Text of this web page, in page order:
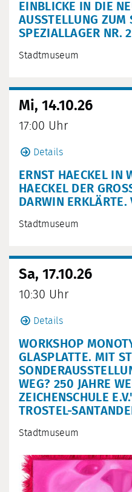
EINBLICKE IN DIE
AUSSTELLUNG ZUM
SPEZIALLAGER NR.
Stadtmuseum
Mi, 14.10.26
17:00 Uhr
Details
ERNST HAECKEL IN
HAECKEL DER
ARWIN ERKLÄRTE.
Stadtmuseum
Sa, 17.10.26
10:30 Uhr
Details
WORKSHOP
GLASPLATTE. MIT
WEG? 250 JAHRE
ZEICHENSCHULE
TROSTEL-
Stadtmuseum